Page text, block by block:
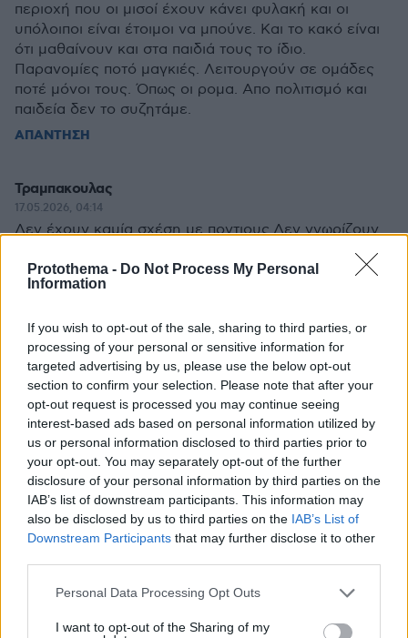
Protothema - Do Not Process My Personal
Information
If you wish to opt-out of the sale, sharing to third parties, or
processing of your personal or sensitive information for
targeted advertising by us, please use the below opt-out
section to confirm your selection. Please note that after your
opt-out request is processed you may continue seeing
interest-based ads based on personal information utilized by
us or personal information disclosed to third parties prior to
your opt-out. You may separately opt-out of the further
disclosure of your personal information by third parties on the
IAB’s list of downstream participants. This information may
also be disclosed by us to third parties on the IAB’s List of
Downstream Participants that may further disclose it to other
Please note that this website/app uses one or more Google
not limited to your visit or usage behaviour. You may click to
Personal Data Processing Opt Outs
I want to opt-out of the Sharing of my
περιοχή που οι μισοί έχουν κάνει φυλακή και οι
υπόλοιποι είναι έτοιμοι να μπούνε. Και το κακό είναι
ότι μαθαίνουν και στα παιδιά τους το ίδιο.
Παρανομίες ποτό μαγκιές. Λειτουργούν σε ομάδες
ποτέ μόνοι τους. Όπως οι ρομα. Απο πολιτισμό και
παιδεία δεν το συζητάμε.
ΑΠΑΝΤΗΣΗ
Τραμπακουλας
17.05.2026, 04:14
Δεν έχουν καμία σχέση με ποντιους.Δεν γνωρίζουν
καν ποντιακά.Γεωργιανοι και Ρώσοι που βαφτιστηκαν
ποντιοι.Ζητημα να έχουν πραγματικά ρίζα από
ποντιους της Μικράς Ασίας ενα 5%.
as
17.05.2026, 09:22
1000% Πόντιοι είναι αλλιώς δεν θά πήγαιναν σε
ποντιακό τσίρκο μόνο ένας γνήσιος Πόντιος
ακούει τέτοια μουσική
ΑΠΑΝΤΗΣΗ
1 5 8 0 Στον σημερινό κόσμο είναι δύσκολο να βρεις
κάποιον ειλικρινή και έτοιμο για πραγματική σχέση. Γι